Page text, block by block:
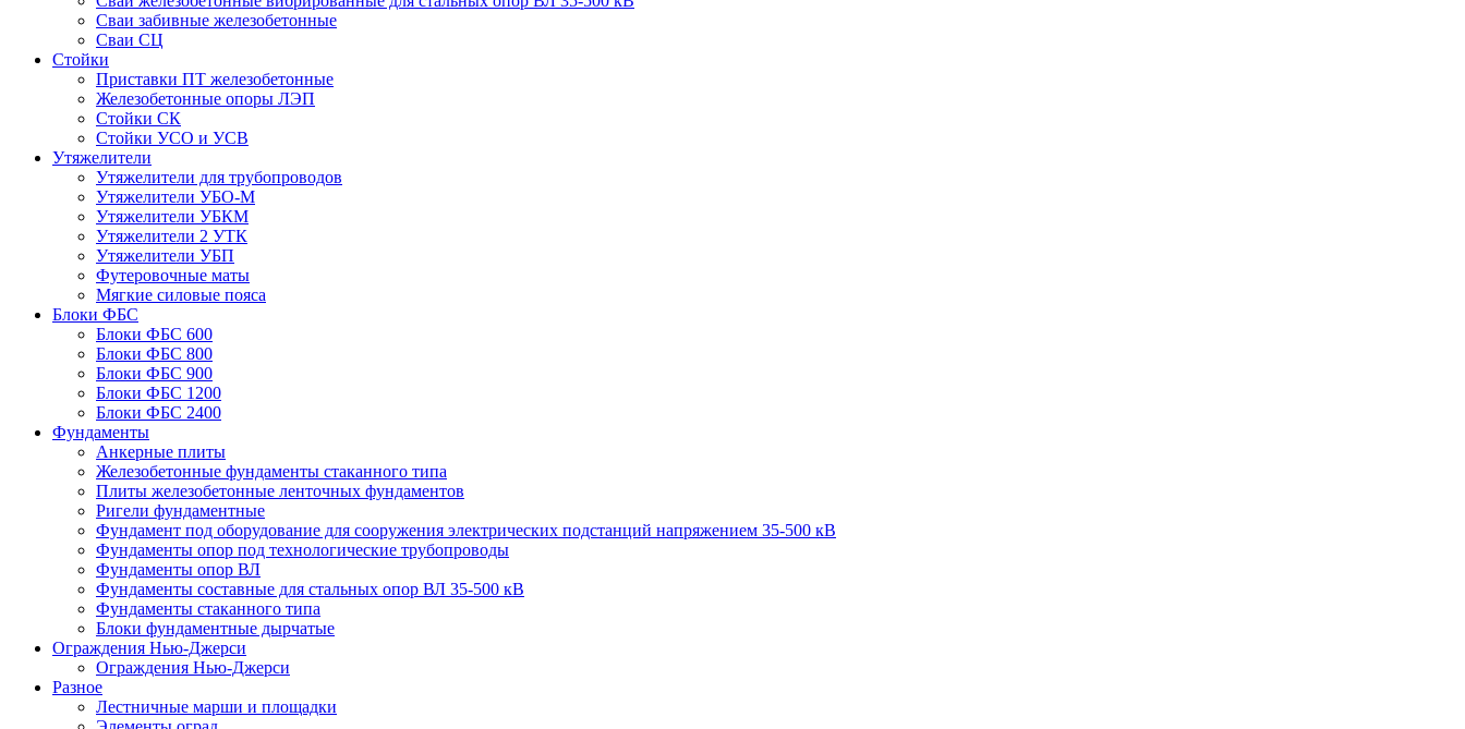
Сваи забивные железобетонные
Сваи СЦ
Стойки
Приставки ПТ железобетонные
Железобетонные опоры ЛЭП
Стойки СК
Стойки УСО и УСВ
Утяжелители
Утяжелители для трубопроводов
Утяжелители УБО-М
Утяжелители УБКМ
Утяжелители 2 УТК
Утяжелители УБП
Футеровочные маты
Мягкие силовые пояса
Блоки ФБС
Блоки ФБС 600
Блоки ФБС 800
Блоки ФБС 900
Блоки ФБС 1200
Блоки ФБС 2400
Фундаменты
Анкерные плиты
Железобетонные фундаменты стаканного типа
Плиты железобетонные ленточных фундаментов
Ригели фундаментные
Фундамент под оборудование для сооружения электрических подстанций напряжением 35-500 кВ
Фундаменты опор под технологические трубопроводы
Фундаменты опор ВЛ
Фундаменты составные для стальных опор ВЛ 35-500 кВ
Фундаменты стаканного типа
Блоки фундаментные дырчатые
Ограждения Нью-Джерси
Ограждения Нью-Джерси
Разное
Лестничные марши и площадки